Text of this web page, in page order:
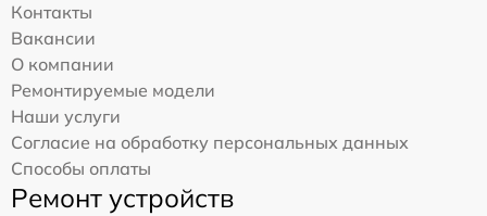
Контакты
Вакансии
О компании
Ремонтируемые модели
Наши услуги
Согласие на обработку персональных данных
Способы оплаты
Ремонт устройств